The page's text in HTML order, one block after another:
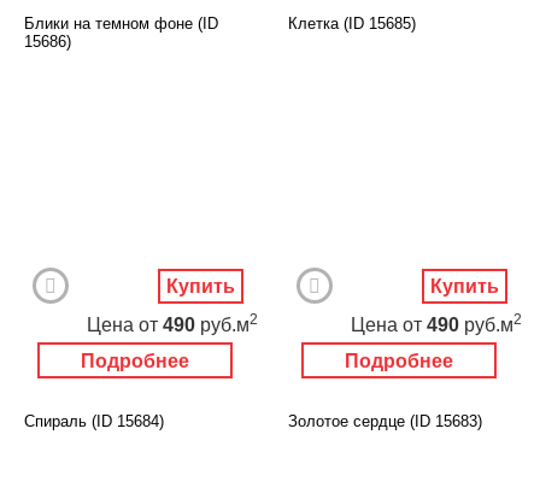
Блики на темном фоне (ID
15686)
Подробнее
Цена от 490 руб.м2
Купить
Клетка (ID 15685)
Подробнее
Цена от 490 руб.м2
Купить
Спираль (ID 15684) Золотое сердце (ID 15683)